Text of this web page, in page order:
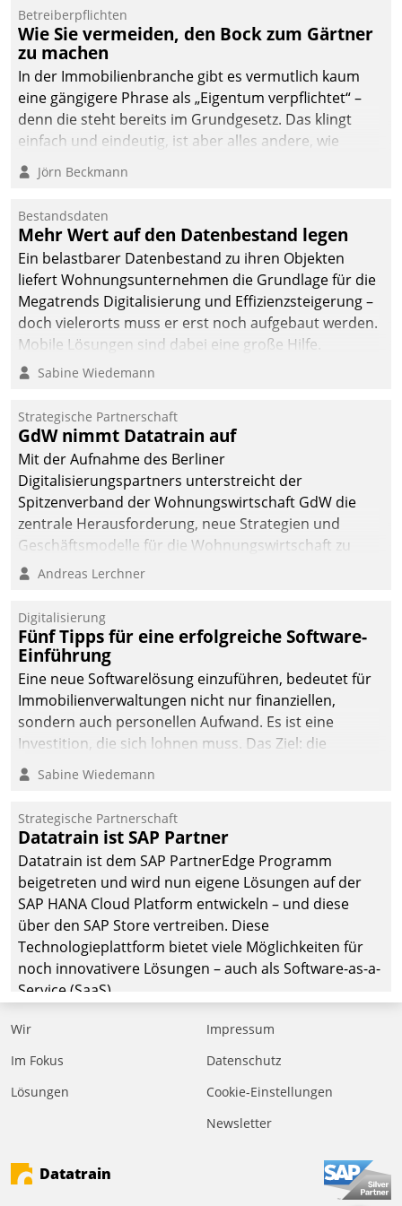
dafür ein Team
bestehend aus
Wohnungsunternehmen
und PropTech.
Betreiberpflichten
Wie Sie vermeiden, den Bock zum Gärtner
zu machen
In der Immobilienbranche gibt es vermutlich kaum
eine gängigere Phrase als „Eigentum verpflichtet“ –
denn die steht bereits im Grundgesetz. Das klingt
einfach und eindeutig, ist aber alles andere, wie
Branchenbeschäftigte wissen. Denn mit der
Verantwortung folgen Verpflichtungen.
Jörn Beckmann
Bestandsdaten
Mehr Wert auf den Datenbestand legen
Ein belastbarer Datenbestand zu ihren Objekten
liefert Wohnungsunternehmen die Grundlage für die
Megatrends Digitalisierung und Effizienzsteigerung –
doch vielerorts muss er erst noch aufgebaut werden.
Mobile Lösungen sind dabei eine große Hilfe.
Sabine Wiedemann
Strategische Partnerschaft
GdW nimmt Datatrain auf
Mit der Aufnahme des Berliner
Digitalisierungspartners unterstreicht der
Spitzenverband der Wohnungswirtschaft GdW die
zentrale Herausforderung, neue Strategien und
Geschäftsmodelle für die Wohnungswirtschaft zu
entwickeln.
Andreas Lerchner
Digitalisierung
Fünf Tipps für eine erfolgreiche Software-
Einführung
Eine neue Softwarelösung einzuführen, bedeutet für
Immobilienverwaltungen nicht nur finanziellen,
sondern auch personellen Aufwand. Es ist eine
Investition, die sich lohnen muss. Das Ziel: die
nachhaltige Optimierung der Geschäftsabläufe. Damit
dieses Ziel erreicht wird, sollten einige Grundregeln
Sabine Wiedemann
Strategische Partnerschaft
Datatrain ist SAP Partner
Datatrain ist dem SAP PartnerEdge Programm
beigetreten und wird nun eigene Lösungen auf der
SAP HANA Cloud Platform entwickeln – und diese
über den SAP Store vertreiben. Diese
Technologieplattform bietet viele Möglichkeiten für
noch innovativere Lösungen – auch als Software-as-a-
Service (SaaS).
Wir
Im Fokus
Lösungen
Impressum
Datenschutz
Cookie-Einstellungen
Newsletter
Datatrain